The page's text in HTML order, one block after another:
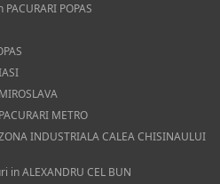
POPAS
METRO
INDUSTRIALA CALEA CHISINAULUI
ALEXANDRU CEL BUN